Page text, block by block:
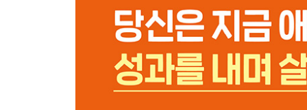
_영어를 배울 수 있는 케이크 가게
STAGE 6 하려고 마음먹은 일은 선언하고 예약하자
_선언하는 남자와 예약하는 여자